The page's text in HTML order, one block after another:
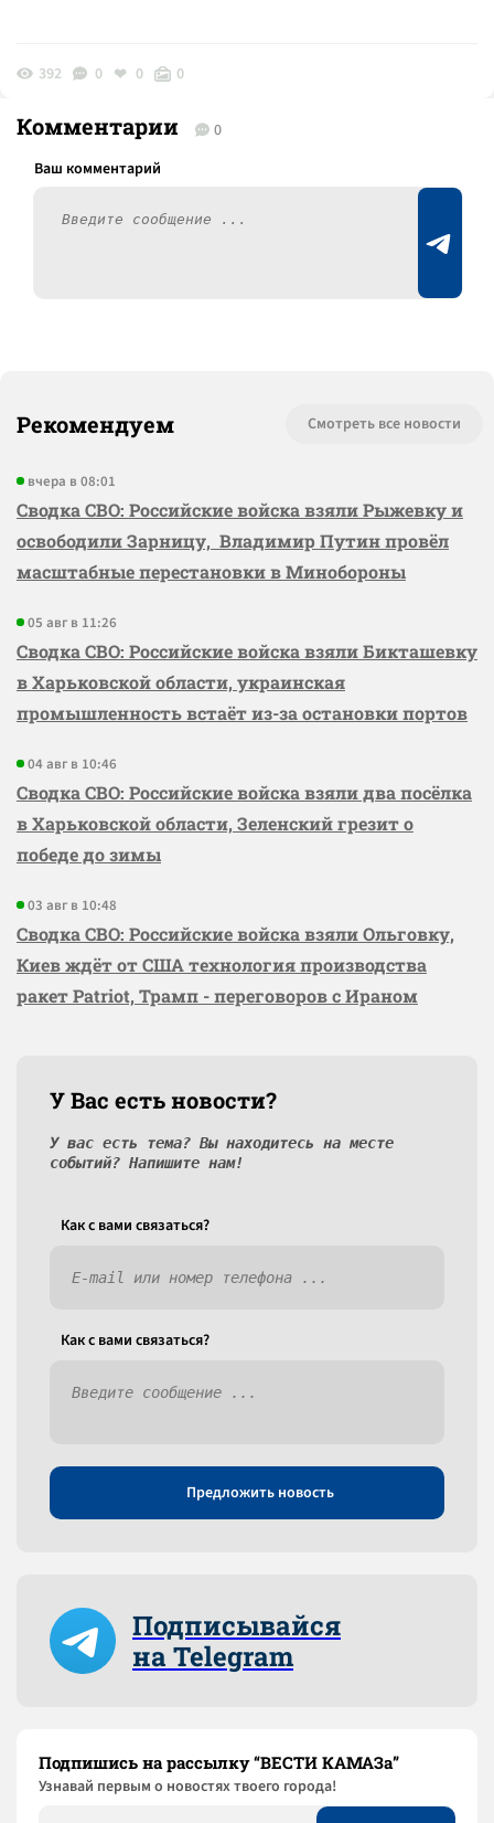
392 0 0 0
Комментарии 0
Рекомендуем Смотреть все новости
вчера в 08:01
Сводка СВО: Российские войска взяли Рыжевку и
освободили Зарницу, Владимир Путин провёл
масштабные перестановки в Минобороны
05 авг в 11:26
Сводка СВО: Российские войска взяли Бикташевку
в Харьковской области, украинская
промышленность встаёт из-за остановки портов
04 авг в 10:46
Сводка СВО: Российские войска взяли два посёлка
в Харьковской области, Зеленский грезит о
победе до зимы
03 авг в 10:48
Сводка СВО: Российские войска взяли Ольговку,
Киев ждёт от США технология производства
ракет Patriot, Трамп - переговоров с Ираном
У Вас есть новости?
У вас есть тема? Вы находитесь на месте
событий? Напишите нам!
Как c вами связаться?
Как c вами связаться?
Предложить новость
Подписывайся
на Telegram
Подпишись на рассылку “ВЕСТИ КАМАЗа”
Узнaвай первым о новостях твоего города!